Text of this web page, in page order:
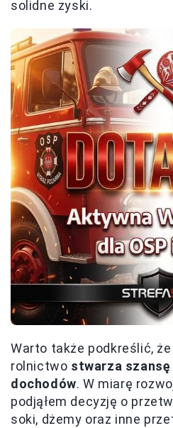
solidne zyski.
Warto także podkreślić,
rolnictwo stwarza
dochodów. W miarę
podjąłem decyzję o
soki, dżemy oraz inne